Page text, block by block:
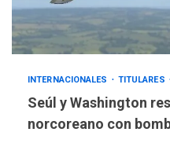
INTERNACIONALES TITULARES
Seúl y Washington
norcoreano con